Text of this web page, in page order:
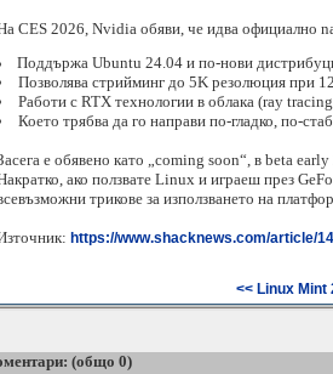
CES 2026, Nvidia обяви, че идва официално
Поддържа Ubuntu 24.04 и по-нови
Позволява стрийминг до 5K резолюция при
Работи с RTX технологии в облака (ray
Което трябва да го направи по-гладко, по-
е обявено като „coming soon“, в beta
ако ползвате Linux и играеш през
трикове за използването на
https://www.shacknews.com/article/
<< Linux Mint
(общо 0)